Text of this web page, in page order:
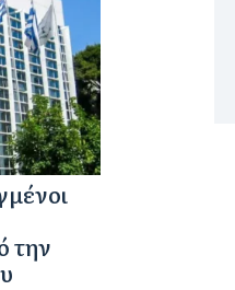
την